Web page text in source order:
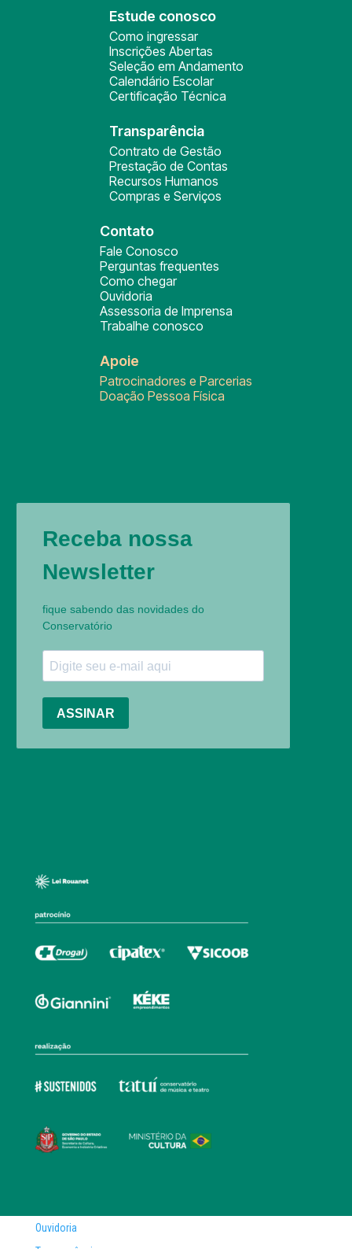
Estude conosco
Como ingressar
Inscrições Abertas
Seleção em Andamento
Calendário Escolar
Certificação Técnica
Transparência
Contrato de Gestão
Prestação de Contas
Recursos Humanos
Compras e Serviços
Contato
Fale Conosco
Perguntas frequentes
Como chegar
Ouvidoria
Assessoria de Imprensa
Trabalhe conosco
Apoie
Patrocinadores e Parcerias
Doação Pessoa Física
Ouvidoria